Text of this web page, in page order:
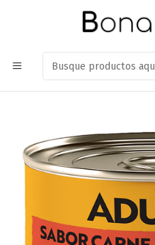
Estamos en: Antumalal
Lata